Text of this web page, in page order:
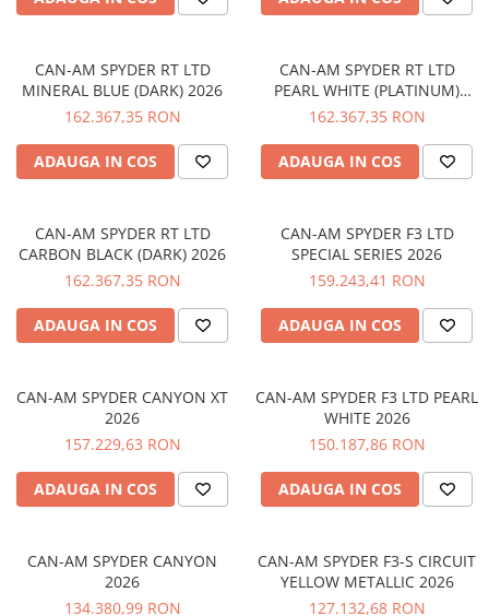
Can-Am Outlander
Can-Am Renegade
CAN-AM MY 2026
Capacitate
400 - 600 cmc. (65)
600 - 800 cmc. (29)
800 - 1000 cmc. (81)
Manusi
Tricouri
Pantaloni
Borseta
Rucsac
Protectii
Armura
ECHIPAMENTE COPII
Manusi
Pantaloni
Set Complet
Borseta
Rucsac
ECHIPAMENTE SKIJET
SUPORT SKIJET
ACCESORII ATV
ANVELOPE ATV
BULLBAR SSV
CUTII SSV
CAN-AM SPYDER RT LTD
MINERAL BLUE (DARK) 2026
162.367,35 RON
ADAUGA IN COS
CAN-AM SPYDER RT LTD
PEARL WHITE (PLATINUM)
2026
162.367,35 RON
ADAUGA IN COS
CAN-AM SPYDER RT LTD
CARBON BLACK (DARK) 2026
162.367,35 RON
ADAUGA IN COS
CAN-AM SPYDER F3 LTD
SPECIAL SERIES 2026
159.243,41 RON
ADAUGA IN COS
CAN-AM SPYDER CANYON XT
2026
157.229,63 RON
ADAUGA IN COS
CAN-AM SPYDER F3 LTD PEARL
WHITE 2026
150.187,86 RON
ADAUGA IN COS
CAN-AM SPYDER CANYON
2026
134.380,99 RON
CAN-AM SPYDER F3-S CIRCUIT
YELLOW METALLIC 2026
127.132,68 RON